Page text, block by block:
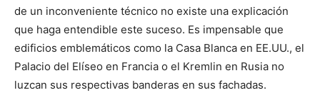
de un inconveniente técnico no existe una explicación
que haga entendible este suceso. Es impensable que
edificios emblemáticos como la Casa Blanca en EE.UU., el
Palacio del Elíseo en Francia o el Kremlin en Rusia no
luzcan sus respectivas banderas en sus fachadas.